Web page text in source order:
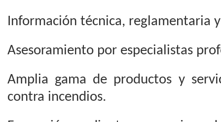
Información técnica, reglamentaria
Asesoramiento por especialistas
Amplia gama de productos y
contra incendios.